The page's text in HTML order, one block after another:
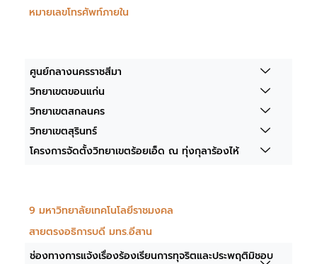
หมายเลขโทรศัพท์ภายใน
ศูนย์กลางนครราชสีมา
วิทยาเขตขอนแก่น
วิทยาเขตสกลนคร
วิทยาเขตสุรินทร์
โครงการจัดตั้งวิทยาเขตร้อยเอ็ด ณ ทุ่งกุลาร้องไห้
9 มหาวิทยาลัยเทคโนโลยีราชมงคล
สายตรงอธิการบดี มทร.อีสาน
ช่องทางการแจ้งเรื่องร้องเรียนการทุจริตและประพฤติมิชอบ